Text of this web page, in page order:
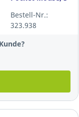
Bestell-Nr.:
323.938